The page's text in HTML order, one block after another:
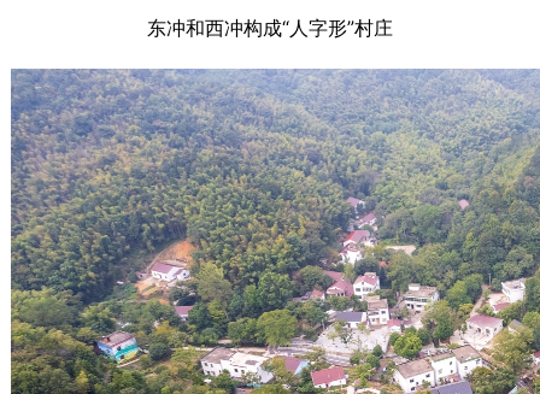
东冲和西冲构成“人字形”村庄